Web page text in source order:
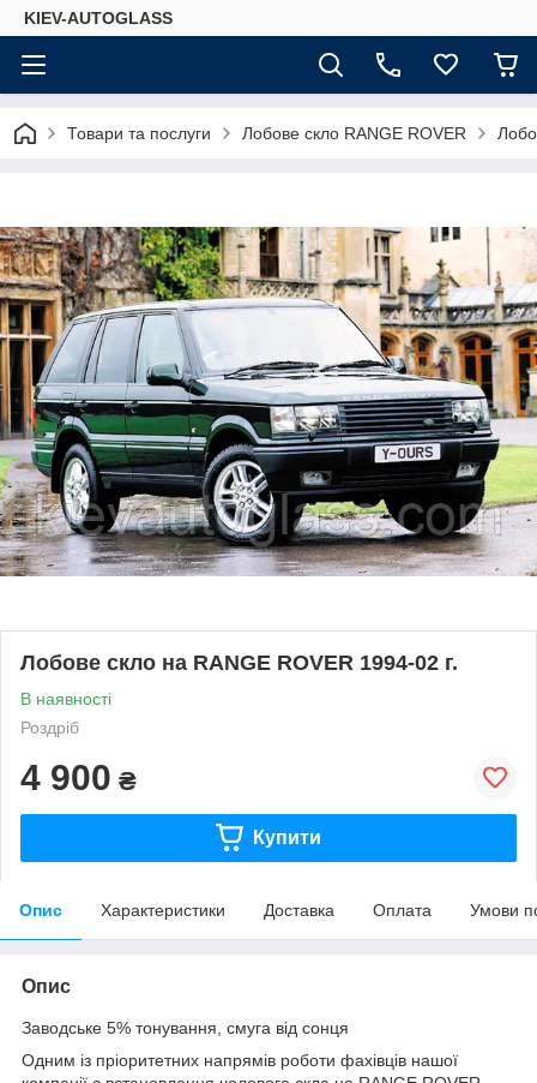
KIEV-AUTOGLASS
Товари та послуги Лобове скло RANGE ROVER
Лобове скло на RANGE ROVER 1994-02 г.
В наявності
Роздріб
4 900 ₴
Купити
Опис Характеристики Доставка Оплата Умови
Опис
Заводське 5% тонування, смуга від сонця
Одним із пріоритетних напрямів роботи фахівців нашої